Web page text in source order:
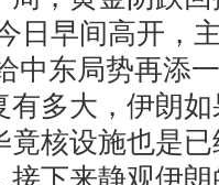
日早间高开，
中东局势再添
有多大，伊朗
竟核设施也是